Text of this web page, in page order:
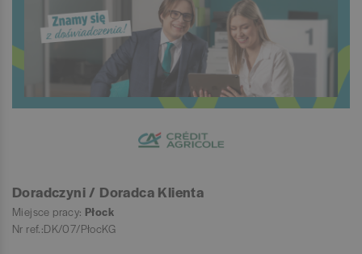
Doradczyni / Doradca Klienta
Miejsce pracy: Płock
Nr ref.:DK/07/PłocKG